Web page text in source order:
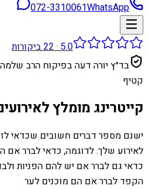
072-3310061WhatsApp
5.0
·
22ביקורות
בד״ץ יורה דעה בפיקוח הרב
קטיף
קייטרינג מומלץ
ישנם מספר דברים חשובים שכדאי
לאירוע שלך. לדוגמה, כדאי לברר
כדאי גם לברר אם יש להם הפניות
הקפד לברר אם הם מוכנים לער